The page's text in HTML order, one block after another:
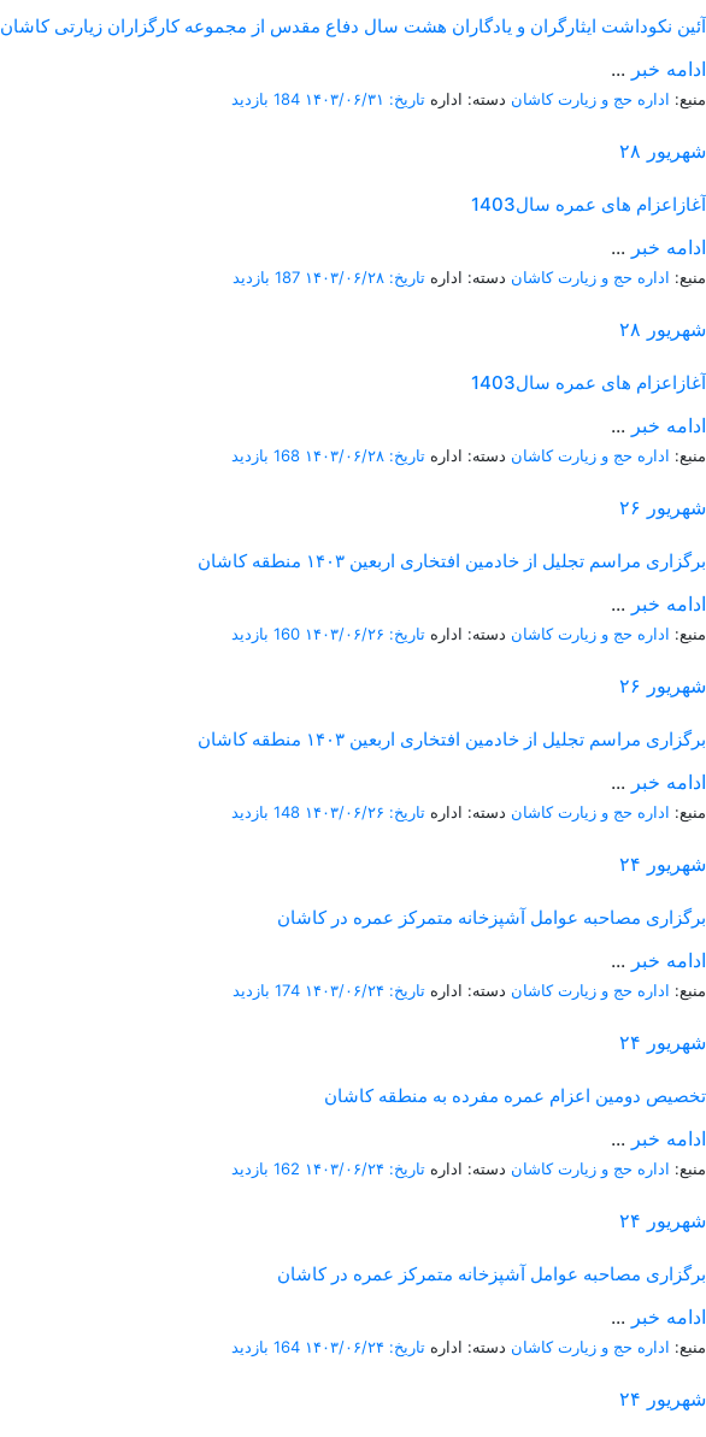
آئین نکوداشت ایثارگران و یادگاران هشت سال دفاع مقدس از مجموعه کارگزاران زیارتی کاشان
... ادامه خبر
منبع: اداره حج و زیارت کاشان دسته: اداره تاریخ: ۱۴۰۳/۰۶/۳۱ 184 بازدید
۲۸ شهریور
آغازاعزام های عمره سال1403
... ادامه خبر
منبع: اداره حج و زیارت کاشان دسته: اداره تاریخ: ۱۴۰۳/۰۶/۲۸ 187 بازدید
۲۸ شهریور
آغازاعزام های عمره سال1403
... ادامه خبر
منبع: اداره حج و زیارت کاشان دسته: اداره تاریخ: ۱۴۰۳/۰۶/۲۸ 168 بازدید
۲۶ شهریور
برگزاری مراسم تجلیل از خادمین افتخاری اربعین ۱۴۰۳ منطقه کاشان
... ادامه خبر
منبع: اداره حج و زیارت کاشان دسته: اداره تاریخ: ۱۴۰۳/۰۶/۲۶ 160 بازدید
۲۶ شهریور
برگزاری مراسم تجلیل از خادمین افتخاری اربعین ۱۴۰۳ منطقه کاشان
... ادامه خبر
منبع: اداره حج و زیارت کاشان دسته: اداره تاریخ: ۱۴۰۳/۰۶/۲۶ 148 بازدید
۲۴ شهریور
برگزاری مصاحبه عوامل آشپزخانه متمرکز عمره در کاشان
... ادامه خبر
منبع: اداره حج و زیارت کاشان دسته: اداره تاریخ: ۱۴۰۳/۰۶/۲۴ 174 بازدید
۲۴ شهریور
تخصیص دومین اعزام عمره مفرده به منطقه کاشان
... ادامه خبر
منبع: اداره حج و زیارت کاشان دسته: اداره تاریخ: ۱۴۰۳/۰۶/۲۴ 162 بازدید
۲۴ شهریور
برگزاری مصاحبه عوامل آشپزخانه متمرکز عمره در کاشان
... ادامه خبر
منبع: اداره حج و زیارت کاشان دسته: اداره تاریخ: ۱۴۰۳/۰۶/۲۴ 164 بازدید
۲۴ شهریور